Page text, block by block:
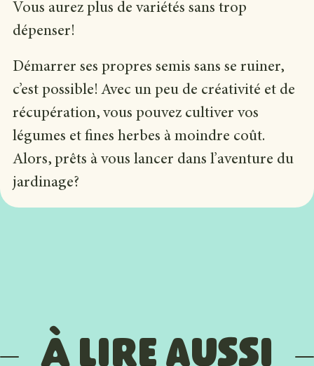
Vous aurez plus de variétés sans trop
dépenser!
Démarrer ses propres semis sans se ruiner,
c’est possible! Avec un peu de créativité et de
récupération, vous pouvez cultiver vos
légumes et fines herbes à moindre coût.
Alors, prêts à vous lancer dans l’aventure du
jardinage?